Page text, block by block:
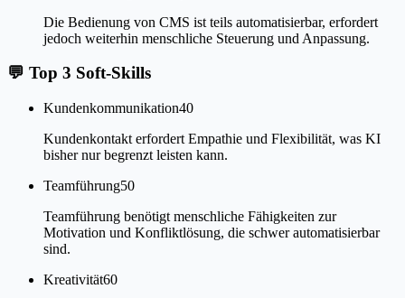
Die Bedienung von CMS ist teils automatisierbar, erfordert
jedoch weiterhin menschliche Steuerung und Anpassung.
💬 Top 3 Soft-Skills
Kundenkommunikation40
Kundenkontakt erfordert Empathie und Flexibilität, was KI
bisher nur begrenzt leisten kann.
Teamführung50
Teamführung benötigt menschliche Fähigkeiten zur
Motivation und Konfliktlösung, die schwer automatisierbar
sind.
Kreativität60